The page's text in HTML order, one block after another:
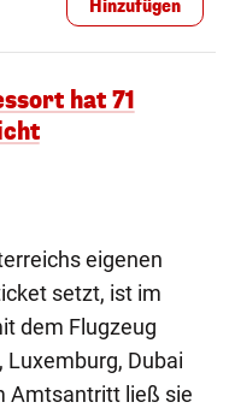
Hinzufügen
hat 71
eigenen
setzt, ist im
dem Flugzeug
Dubai
Amtsantritt ließ sie